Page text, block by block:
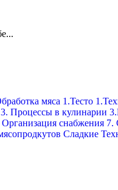
мяса 1.Тесто
3. Процессы в кулинарии
Организация снабжения 7.
Сладкие